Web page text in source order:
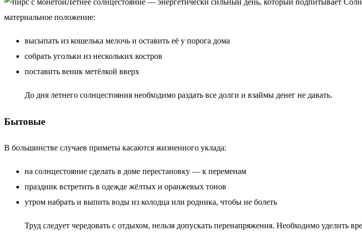
Летнее солнцестояние — энергетически сильный день, который подпитывает
материальное положение:
высыпать из кошелька мелочь и оставить её у порога дома
собрать угольки из нескольких костров
поставить веник метёлкой вверх
До дня летнего солнцестояния необходимо раздать все долги и взаймы денег не давать.
Бытовые
В большинстве случаев приметы касаются жизненного уклада:
на солнцестояние сделать в доме перестановку — к переменам
праздник встретить в одежде жёлтых и оранжевых тонов
утром набрать и выпить воды из колодца или родника, чтобы не болеть
Труд следует чередовать с отдыхом, нельзя допускать перенапряжения. Необходимо уделить